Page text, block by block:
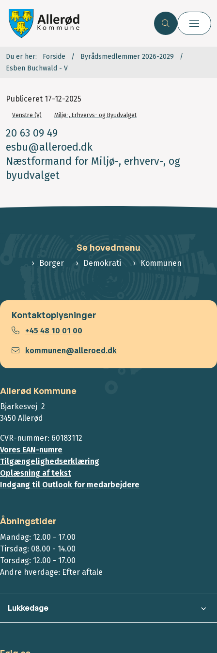
Du er her: Forside
Byrådsmedlemmer 2026-2029
Esben Buchwald - V
Publiceret 17-12-2025
Venstre (V) Miljø-, Erhvervs- og Byudvalget
20 63 09 49
esbu@alleroed.dk
Næstformand for Miljø-, erhverv-, og
byudvalget
Se hovedmenu
Borger Demokrati Kommunen
Kontaktoplysninger
+45 48 10 01 00
kommunen@alleroed.dk
Allerød Kommune
Bjarkesvej 2
3450 Allerød
CVR-nummer: 60183112
Vores EAN-numre
Tilgængelighedserklæring
Oplæsning af tekst
Indgang til Outlook for medarbejdere
Åbningstider
Mandag: 12.00 - 17.00
Tirsdag: 08.00 - 14.00
Torsdag: 12.00 - 17.00
Andre hverdage: Efter aftale
Lukkedage